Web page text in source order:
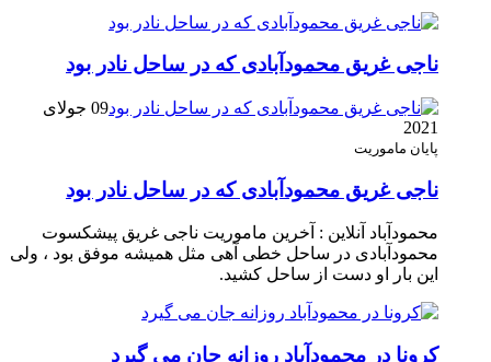
ناجی غریق محمودآبادی که در ساحل نادر بود
09 جولای
2021
پایان ماموریت
ناجی غریق محمودآبادی که در ساحل نادر بود
محمودآباد آنلاین : آخرین ماموریت ناجی غریق پیشکسوت
محمودآبادی در ساحل خطی آهی مثل همیشه موفق بود ، ولی
این بار او دست از ساحل کشید.
کرونا در محمودآباد روزانه جان می گیرد